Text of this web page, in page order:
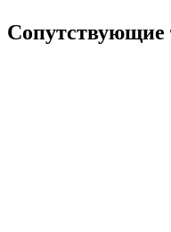
Сопутствующие